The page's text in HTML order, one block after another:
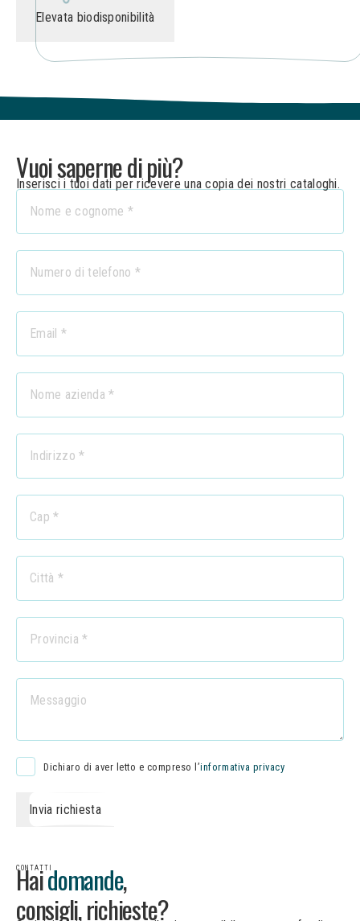
Elevata biodisponibilità
Vuoi saperne di più?
Inserisci i tuoi dati per ricevere una copia dei nostri cataloghi.
Dichiaro di aver letto e compreso l’informativa privacy
Invia richiestaInvia richiesta
CONTATTI
Haidomande,
consigli, richieste?